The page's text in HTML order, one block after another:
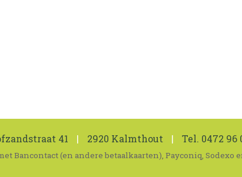
41 | 2920 Kalmthout | Tel. 0472 96
Bancontact (en andere betaalkaarten), Payconiq, Sodexo